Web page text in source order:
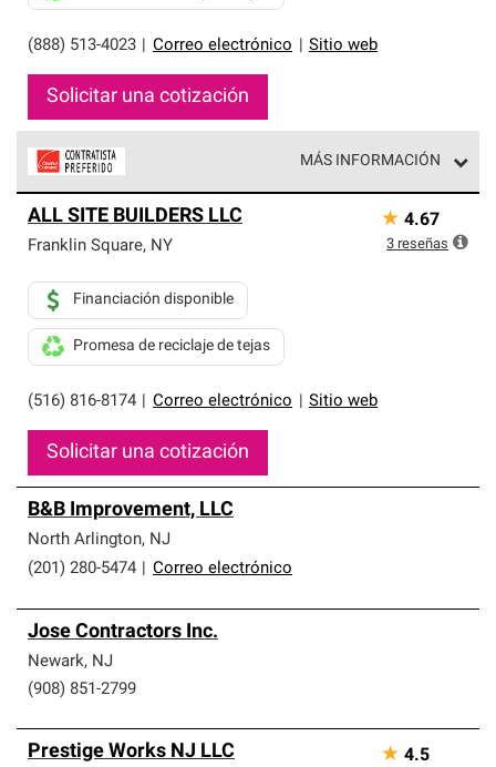
(888) 513-4023 Correo electrónico Sitio web
Solicitar una cotización
MÁS INFORMACIÓN
parte de una red exclusiva de profesionales de techos
que cumplen con altos estándares y requisitos estrictos
ALL SITE BUILDERS LLC
Franklin Square, NY
(516) 816-8174 Correo electrónico Sitio web
Financiación disponible
Promesa de reciclaje de tejas
Solicitar una cotización
★ 4.67
3 reseñas
B&B Improvement, LLC
North Arlington, NJ
(201) 280-5474
Correo electrónico
Jose Contractors Inc.
Newark, NJ
(908) 851-2799
Prestige Works NJ LLC ★ 4.5